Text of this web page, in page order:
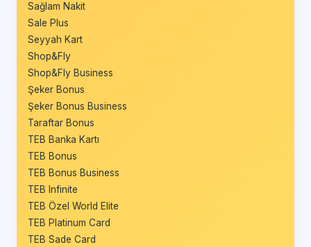
Sağlam Nakit
Sale Plus
Seyyah Kart
Shop&Fly
Shop&Fly Business
Şeker Bonus
Şeker Bonus Business
Taraftar Bonus
TEB Banka Kartı
TEB Bonus
TEB Bonus Business
TEB Infinite
TEB Özel World Elite
TEB Platinum Card
TEB Sade Card